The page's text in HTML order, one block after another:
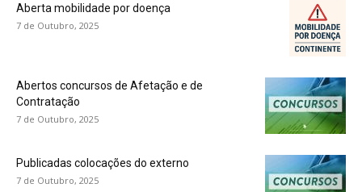
Aberta mobilidade por doença
7 de Outubro, 2025
Abertos concursos de Afetação e de
Contratação
7 de Outubro, 2025
Publicadas colocações do externo
7 de Outubro, 2025